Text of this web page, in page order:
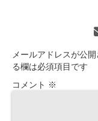
メールアドレスが公
る欄は必須項目です
コメント ※